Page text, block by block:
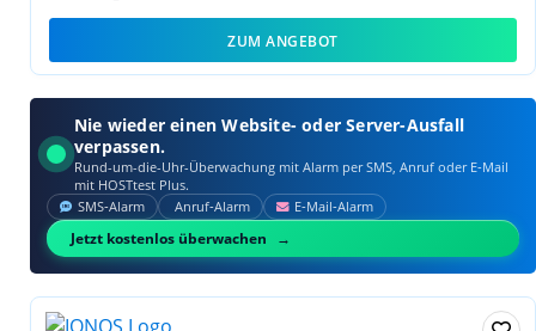
ZUM ANGEBOT
Nie wieder einen Website- oder Server-Ausfall
verpassen.
Rund-um-die-Uhr-Überwachung mit Alarm per SMS, Anruf oder E‑Mail
mit HOSTtest Plus.
SMS‑Alarm Anruf‑Alarm E‑Mail‑Alarm
Jetzt kostenlos überwachen